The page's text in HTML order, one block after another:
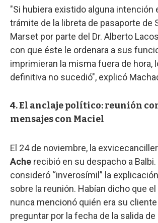
"Si hubiera existido alguna intención
trámite de la libreta de pasaporte de
Marset por parte del Dr. Alberto
con que éste le ordenara a sus
imprimieran la misma fuera de hora,
definitiva no sucedió", explicó
4. El anclaje político: reunión
mensajes con Maciel
El 24 de noviembre, la exvicecanciller
Ache recibió en su despacho a Balbi.
consideró “inverosímil” la
sobre la reunión. Habían dicho que
nunca mencionó quién era su
preguntar por la fecha de la salida de